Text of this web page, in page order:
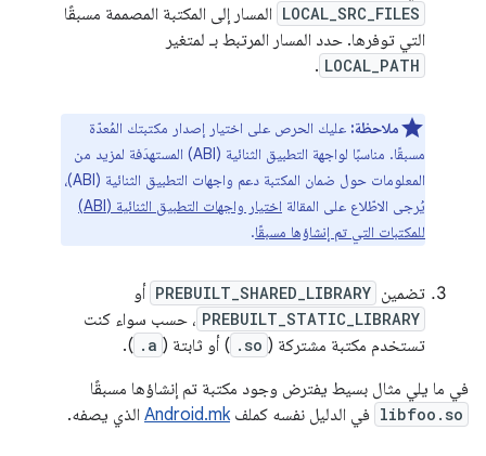
LOCAL_SRC_FILES المسار إلى المكتبة المصممة مسبقًا
التي توفرها. حدد المسار المرتبط بـ لمتغير
LOCAL_PATH
.
ملاحظة: عليك الحرص على اختيار إصدار مكتبتك المُعدّة
مسبقًا. مناسبًا لواجهة التطبيق الثنائية (ABI) المستهدَفة لمزيد من
المعلومات حول ضمان المكتبة دعم واجهات التطبيق الثنائية (ABI)،
يُرجى الاطّلاع على المقالة
اختيار واجهات التطبيق الثنائية (ABI)
للمكتبات التي تم إنشاؤها مسبقًا.
تضمين PREBUILT_SHARED_LIBRARY أو
PREBUILT_STATIC_LIBRARY ، حسب سواء كنت
تستخدم مكتبة مشتركة ( .so ) أو ثابتة ( .a
).
في ما يلي مثال بسيط يفترض وجود مكتبة تم إنشاؤها مسبقًا
libfoo.so في الدليل نفسه كملفAndroid.mk الذي يصفه.